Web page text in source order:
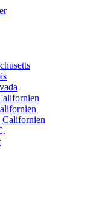
Californien